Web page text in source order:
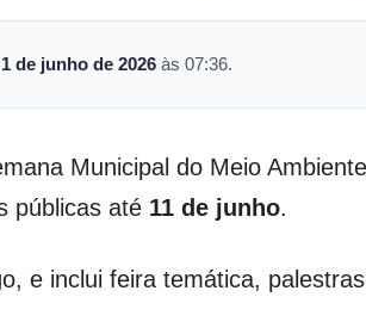
1 de junho de 2026 às 07:36.
Municipal do Meio
públicas até 11 de junho.
e inclui feira temática,